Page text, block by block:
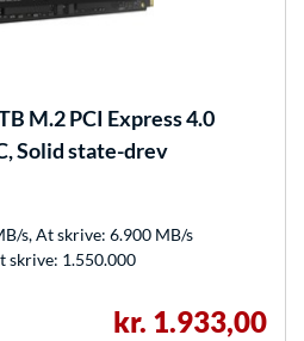
M.2 PCI Express 4.0
Solid state-drev
s, At skrive: 6.900 MB/s
skrive: 1.550.000
kr. 1.933,00